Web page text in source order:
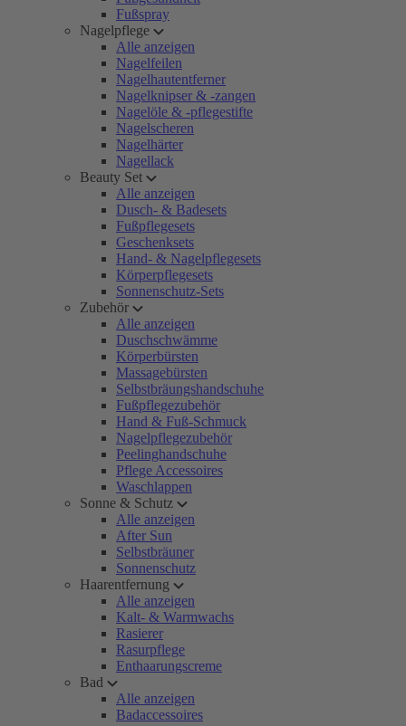
Fußspray
Nagelpflege
Alle anzeigen
Nagelfeilen
Nagelhautentferner
Nagelknipser & -zangen
Nagelöle & -pflegestifte
Nagelscheren
Nagelhärter
Nagellack
Beauty Set
Alle anzeigen
Dusch- & Badesets
Fußpflegesets
Geschenksets
Hand- & Nagelpflegesets
Körperpflegesets
Sonnenschutz-Sets
Zubehör
Alle anzeigen
Duschschwämme
Körperbürsten
Massagebürsten
Selbstbräungshandschuhe
Fußpflegezubehör
Hand & Fuß-Schmuck
Nagelpflegezubehör
Peelinghandschuhe
Pflege Accessoires
Waschlappen
Sonne & Schutz
Alle anzeigen
After Sun
Selbstbräuner
Sonnenschutz
Haarentfernung
Alle anzeigen
Kalt- & Warmwachs
Rasierer
Rasurpflege
Enthaarungscreme
Bad
Alle anzeigen
Badaccessoires